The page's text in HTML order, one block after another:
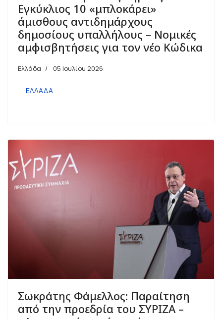
Εγκύκλιος 10 «μπλοκάρει»
άμισθους αντιδημάρχους
δημοσίους υπαλλήλους – Νομικές
αμφισβητήσεις για τον νέο Κώδικα
Ελλάδα 05 Ιουλίου 2026
ΕΛΛΑΔΑ
Σωκράτης Φάμελλος: Παραίτηση
από την προεδρία του ΣΥΡΙΖΑ –